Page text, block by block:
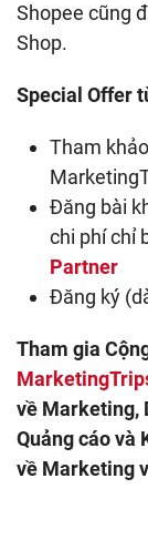
Shopee cũng
Shop.
Special Offer
Tham
Đăng bài
chi phí chỉ
Partner
Đăng ký
Tham gia
về Marketing,
Quảng cáo và
về Marketing